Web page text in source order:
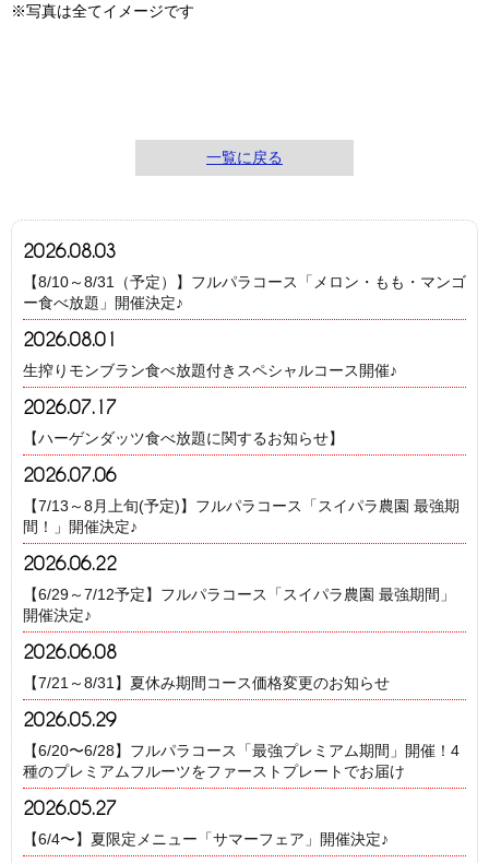
2026.08.03
【8/10～8/31（予定）】フルパラコース「メロン・もも・マンゴ
ー食べ放題」開催決定♪
2026.08.01
生搾りモンブラン食べ放題付きスペシャルコース開催♪
2026.07.17
【ハーゲンダッツ食べ放題に関するお知らせ】
2026.07.06
【7/13～8月上旬(予定)】フルパラコース「スイパラ農園 最強期
間！」開催決定♪
2026.06.22
【6/29～7/12予定】フルパラコース「スイパラ農園 最強期間」
開催決定♪
2026.06.08
【7/21～8/31】夏休み期間コース価格変更のお知らせ
2026.05.29
【6/20〜6/28】フルパラコース「最強プレミアム期間」開催！4
種のプレミアムフルーツをファーストプレートでお届け
2026.05.27
【6/4〜】夏限定メニュー「サマーフェア」開催決定♪
※写真は全てイメージです
一覧に戻る